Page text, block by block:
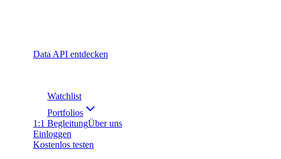
Data API entdecken
Watchlist
Portfolios
1:1 BegleitungÜber uns
Einloggen
Kostenlos testen